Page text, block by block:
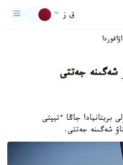
ق ز
اقوردا
شەگىنە جەتتى
بريتانيادا جاڭا ءتيپتى
شەگىنە جەتتى.